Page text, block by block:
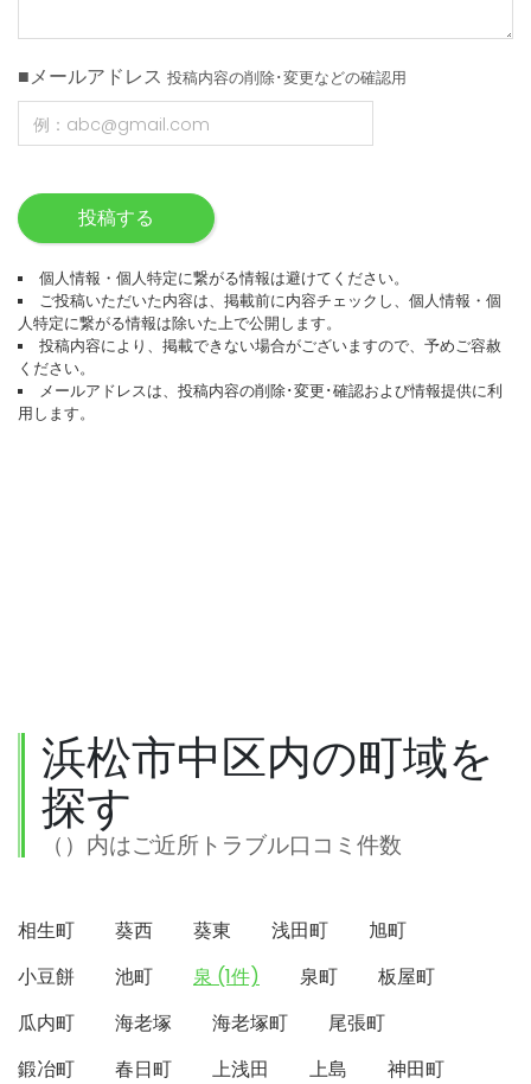
■メールアドレス 投稿内容の削除･変更などの確認用
投稿する
個人情報・個人特定に繋がる情報は避けてください。
ご投稿いただいた内容は、掲載前に内容チェックし、個人情報・個
人特定に繋がる情報は除いた上で公開します。
投稿内容により、掲載できない場合がございますので、予めご容赦
ください。
メールアドレスは、投稿内容の削除･変更･確認および情報提供に利
用します。
浜松市中区内の町域を
探す
（）内はご近所トラブル口コミ件数
相生町 葵西 葵東 浅田町
旭町
小豆餅
池町 泉 (1件) 泉町
板屋町
瓜内町
海老塚 海老塚町
尾張町
鍛冶町
春日町 上浅田 上島
神田町